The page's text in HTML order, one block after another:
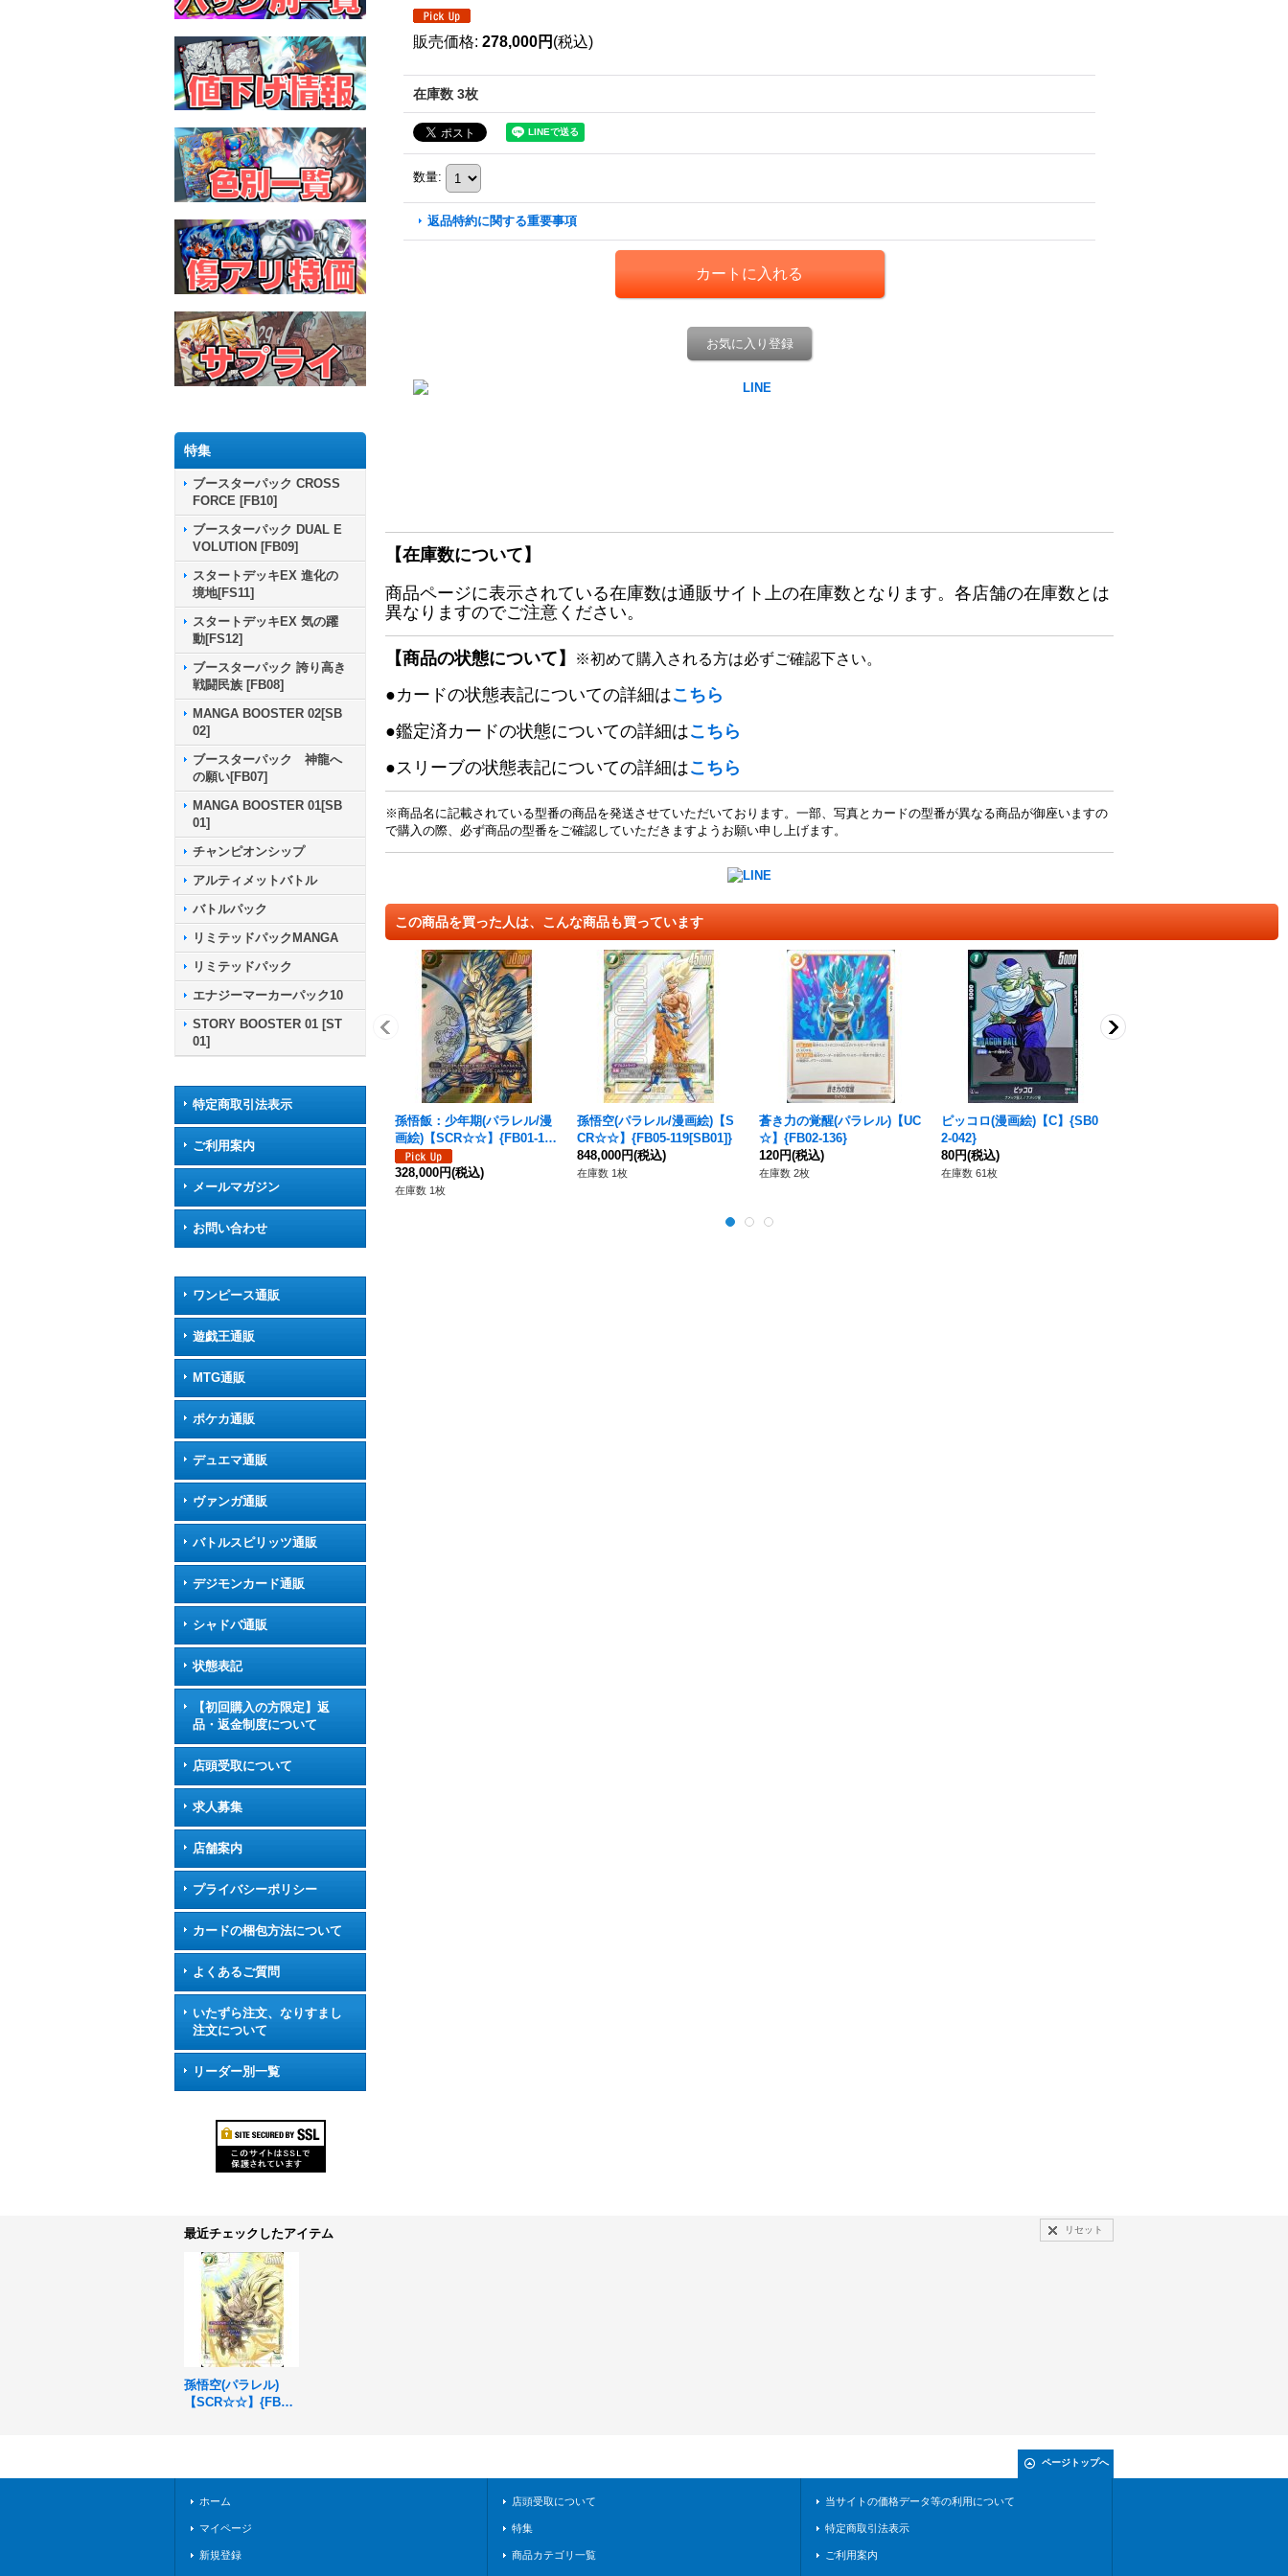
特集
ブースターパック CROSS
FORCE [FB10]
ブースターパック DUAL E
VOLUTION [FB09]
スタートデッキEX 進化の
境地[FS11]
スタートデッキEX 気の躍
動[FS12]
ブースターパック 誇り高き
戦闘民族 [FB08]
MANGA BOOSTER 02[SB
02]
ブースターパック 神龍へ
の願い[FB07]
MANGA BOOSTER 01[SB
01]
チャンピオンシップ
アルティメットバトル
バトルパック
リミテッドパックMANGA
リミテッドパック
エナジーマーカーパック10
STORY BOOSTER 01 [ST
01]
特定商取引法表示
ご利用案内
メールマガジン
お問い合わせ
ワンピース通販
遊戯王通販
MTG通販
ポケカ通販
デュエマ通販
ヴァンガ通販
バトルスピリッツ通販
デジモンカード通販
シャドバ通販
状態表記
【初回購入の方限定】返
品・返金制度について
店頭受取について
求人募集
店舗案内
プライバシーポリシー
カードの梱包方法について
よくあるご質問
いたずら注文、なりすまし
注文について
リーダー別一覧
販売価格: 278,000円 (税込)
在庫数 3枚
数量:
返品特約に関する重要事項
お気に入り登録
【在庫数について】
商品ページに表示されている在庫数は通販サイト上の在庫数となります。各店舗の在庫数とは
異なりますのでご注意ください。
【商品の状態について】 ※初めて購入される方は必ずご確認下さい。
●カードの状態表記についての詳細はこちら
●鑑定済カードの状態についての詳細はこちら
●スリーブの状態表記についての詳細はこちら
※商品名に記載されている型番の商品を発送させていただいております。一部、写真とカードの型番が異なる商品が御座いますの
で購入の際、必ず商品の型番をご確認していただきますようお願い申し上げます。
この商品を買った人は、こんな商品も買っています
孫悟飯：少年期(パラレル/漫
画絵)【SCR☆☆】{FB01-140
[SB02]}
328,000円(税込)
在庫数 1枚
孫悟空(パラレル/漫画絵)【S
CR☆☆】{FB05-119[SB01]}
848,000円(税込)
在庫数 1枚
蒼き力の覚醒(パラレル)【UC
☆】{FB02-136}
120円(税込)
在庫数 2枚
ピッコロ(漫画絵)【C】{SB0
2-042}
80円(税込)
在庫数 61枚
最近チェックしたアイテム リセット
孫悟空(パラレル)
【SCR☆☆】{FB05-
ページトップへ
ホーム
マイページ
新規登録
店頭受取について
特集
商品カテゴリ一覧
当サイトの価格データ等の利用について
特定商取引法表示
ご利用案内